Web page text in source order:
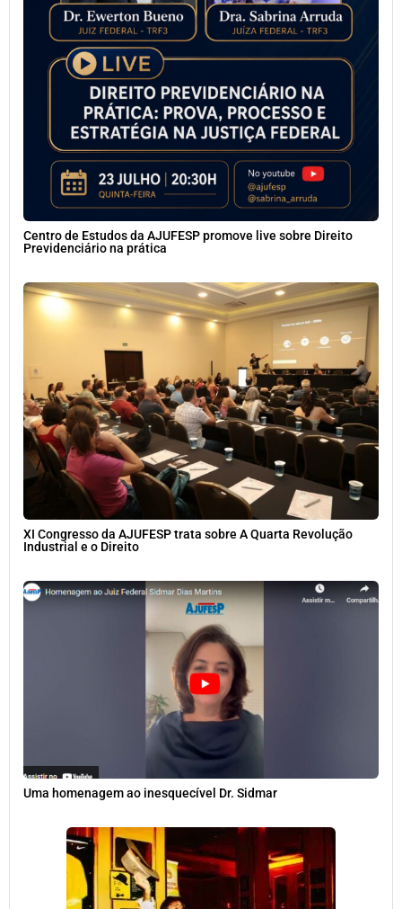
Centro de Estudos da AJUFESP promove live sobre Direito
Previdenciário na prática
XI Congresso da AJUFESP trata sobre A Quarta Revolução
Industrial e o Direito
Uma homenagem ao inesquecível Dr. Sidmar